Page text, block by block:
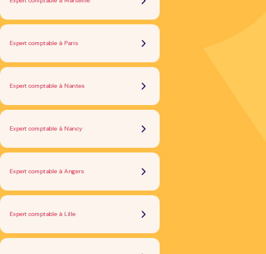
Expert comptable à Paris
Expert comptable à Nantes
Expert comptable à Nancy
Expert comptable à Angers
Expert comptable à Lille